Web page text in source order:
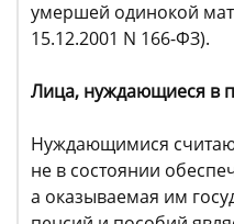
умершей одинокой
15.12.2001 N 166-ФЗ).
Лица, нуждающиеся в
Нуждающимися
не в состоянии
а оказываемая им